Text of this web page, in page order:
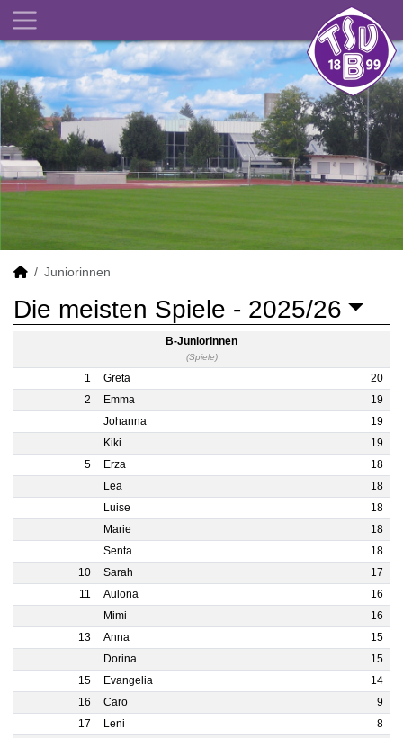
Juniorinnen
Die meisten Spiele - 2025/26
B-Juniorinnen
(Spiele)
1 Greta
20
2
Emma
19
Johanna
19
Kiki
19
5
Erza
18
Lea
18
Luise
18
Marie
18
Senta
18
10
Sarah
17
11
Aulona
16
Mimi
16
13
Anna
15
Dorina
15
15
Evangelia
14
16
Caro
9
17
Leni
8